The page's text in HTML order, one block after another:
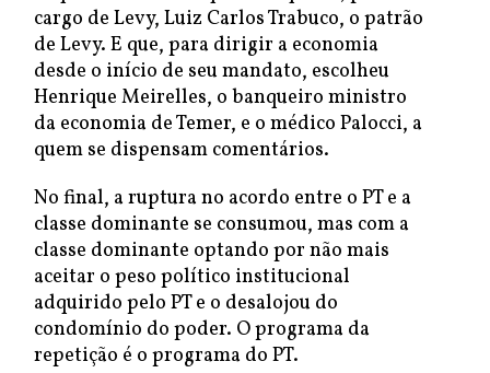
cargo de Levy, Luiz Carlos Trabuco, o patrão
de Levy. E que, para dirigir a economia
desde o início de seu mandato, escolheu
Henrique Meirelles, o banqueiro ministro
da economia de Temer, e o médico Palocci, a
quem se dispensam comentários.
No final, a ruptura no acordo entre o PT e a
classe dominante se consumou, mas com a
classe dominante optando por não mais
aceitar o peso político institucional
adquirido pelo PT e o desalojou do
condomínio do poder. O programa da
repetição é o programa do PT.